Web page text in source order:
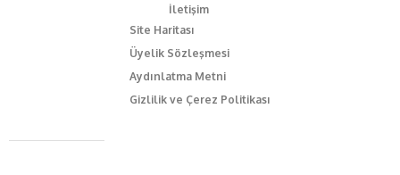
İletişim
Site Haritası
Üyelik Sözleşmesi
Aydınlatma Metni
Gizlilik ve Çerez Politikası
Caferağa Mah. Dr. Şakir Paşa Sok. No3/A Kadıköy İstanbul